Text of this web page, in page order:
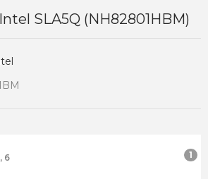
SLA5Q (NH82801HBM)
6 1